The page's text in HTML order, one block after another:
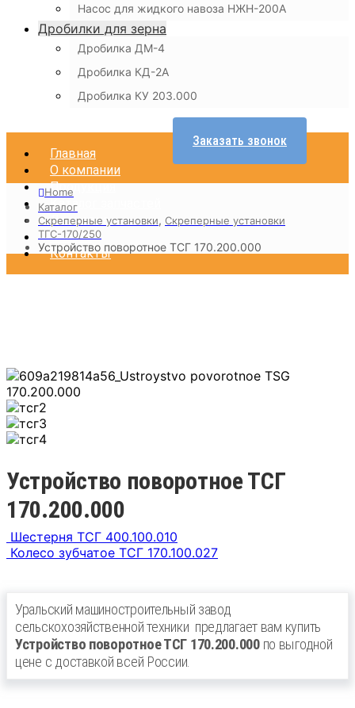
Насос для жидкого навоза НЖН-200А
Дробилки для зерна
Дробилка ДМ-4
Дробилка КД-2А
Дробилка КУ 203.000
Главная
О компании
Продукция
Каталог запчастей
Доставка
Оплата
Контакты
Заказать звонок
Home
Каталог
Скреперные установки, Скреперные установки
ТГС-170/250
Устройство поворотное ТСГ 170.200.000
Устройство поворотное ТСГ
170.200.000
Шестерня ТСГ 400.100.010
Колесо зубчатое ТСГ 170.100.027
Уральский машиностроительный завод
сельскохозяйственной техники предлагает вам купить
Устройство поворотное ТСГ 170.200.000по выгодной
цене с доставкой всей России.